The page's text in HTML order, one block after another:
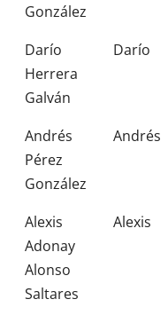
González
Darío
Herrera
Galván
Darío
Andrés
Pérez
González
Andrés
Alexis
Adonay
Alonso
Saltares
Alexis